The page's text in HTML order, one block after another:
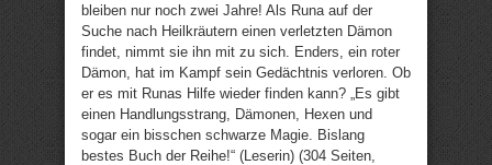
bleiben nur noch zwei Jahre! Als Runa auf der
Suche nach Heilkräutern einen verletzten Dämon
findet, nimmt sie ihn mit zu sich. Enders, ein roter
Dämon, hat im Kampf sein Gedächtnis verloren. Ob
er es mit Runas Hilfe wieder finden kann? „Es gibt
einen Handlungsstrang, Dämonen, Hexen und
sogar ein bisschen schwarze Magie. Bislang
bestes Buch der Reihe!“ (Leserin) (304 Seiten,